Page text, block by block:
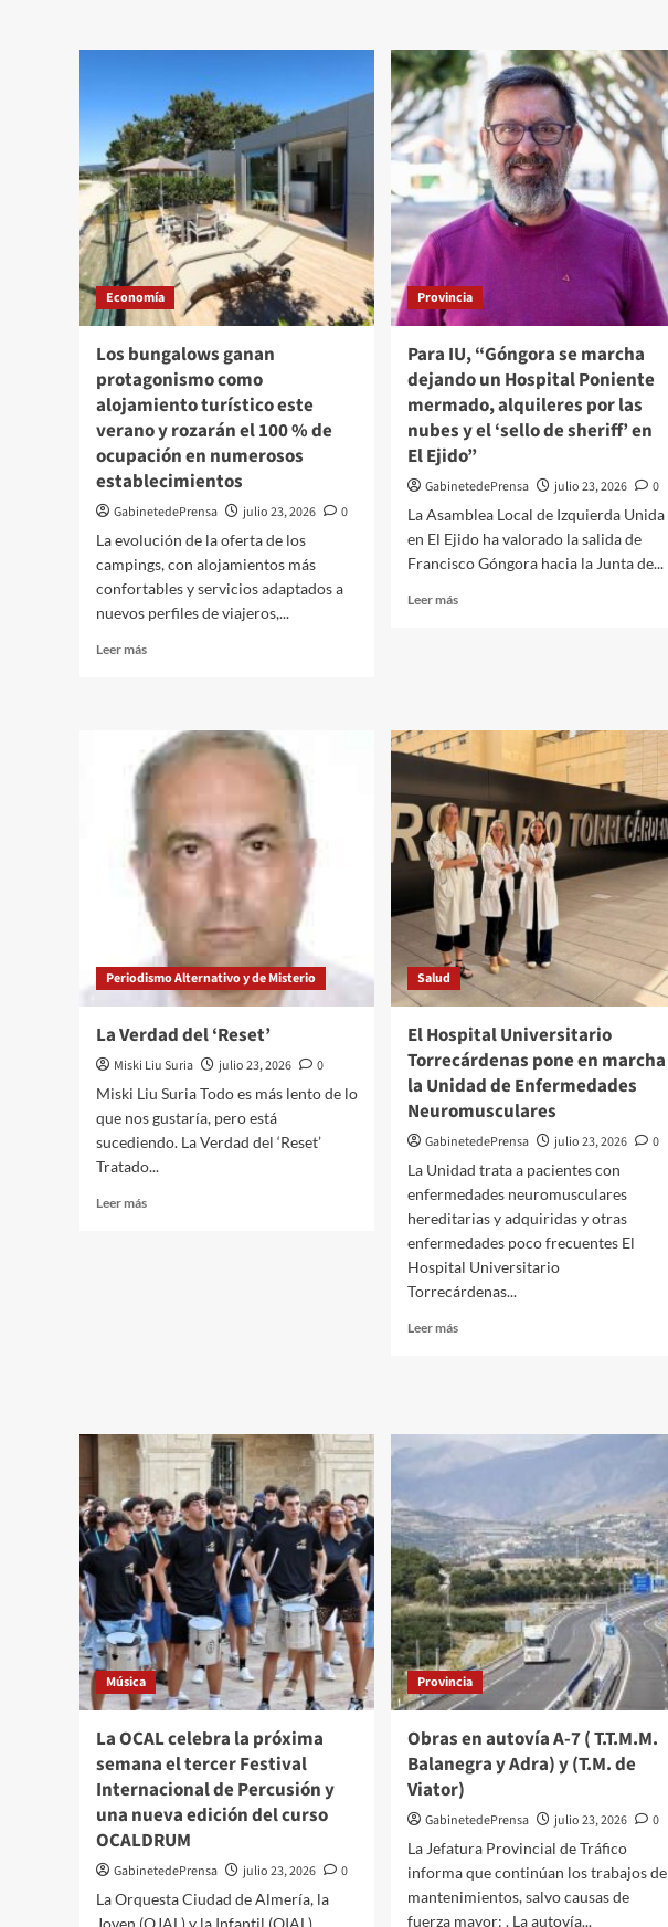
SEA
UN
MUNICIPIO
INSEGURO
E
IMPIDE
VOTAR
EN
CONTRA
DEL
CIERRE
CUARTEL
DE
LA
GUARDIA
CIVIL
DE
ROQUETAS
Economía
Los bungalows ganan
protagonismo como
alojamiento turístico este
verano y rozarán el 100 % de
ocupación en numerosos
establecimientos
GabinetedePrensa julio 23, 2026
0
La evolución de la oferta de los
campings, con alojamientos más
confortables y servicios adaptados a
nuevos perfiles de viajeros,...
Leer másLeer
bungalows
ganan
protagonismo
turístico
este
verano
y
rozarán
100
%
de
ocupación
en
numerosos
establecimientos
Provincia
Para IU, “Góngora se marcha
dejando un Hospital Poniente
mermado, alquileres por las
nubes y el ‘sello de sheriff’ en
El Ejido”
GabinetedePrensa julio 23, 2026
0
La Asamblea Local de Izquierda Unida
en El Ejido ha valorado la salida de
Francisco Góngora hacia la Junta de...
Leer másLeer
marcha
dejando
un
Hospital
Poniente
mermado,
alquileres
por
nubes
y
el
‘sello
sheriff’
en
El
Periodismo Alternativo y de Misterio
La Verdad del ‘Reset’
Miski Liu Suria julio 23, 2026
0
Miski Liu Suria Todo es más lento de lo
que nos gustaría, pero está
sucediendo. La Verdad del ‘Reset’
Tratado...
Leer másLeer
Salud
El Hospital Universitario
Torrecárdenas pone en marcha
la Unidad de Enfermedades
Neuromusculares
GabinetedePrensa julio 23, 2026
0
La Unidad trata a pacientes con
enfermedades neuromusculares
hereditarias y adquiridas y otras
enfermedades poco frecuentes El
Hospital Universitario
Torrecárdenas...
Leer másLeer
Torrecárdenas
marcha
la
Unidad
de
Enfermedades
Neuromusculares
Música
La OCAL celebra la próxima
semana el tercer Festival
Internacional de Percusión y
una nueva edición del curso
OCALDRUM
GabinetedePrensa julio 23, 2026
0
La Orquesta Ciudad de Almería, la
Joven (OJAL) y la Infantil (OIAL)
Provincia
Obras en autovía A-7 ( T.T.M.M.
Balanegra y Adra) y (T.M. de
Viator)
GabinetedePrensa julio 23, 2026
0
La Jefatura Provincial de Tráfico
informa que continúan los trabajos de
mantenimientos, salvo causas de
fuerza mayor: . La autovía...